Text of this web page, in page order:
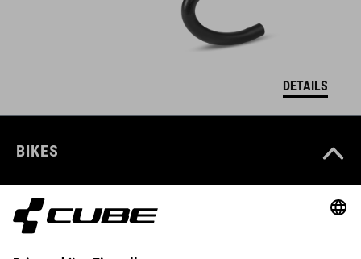
DETAILS
BIKES
E-BIKES